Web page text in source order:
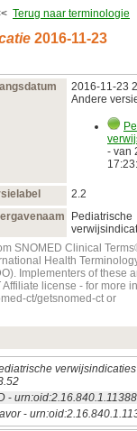
Terug naar terminologie
2016‑11‑23
2016‑11‑23
Andere
- van
2.2
Pediatrische
SNOMED Clinical
Health
Implementers of these
license - for more
ct/getsnomed-ct or
verwijsindicaties
-
-